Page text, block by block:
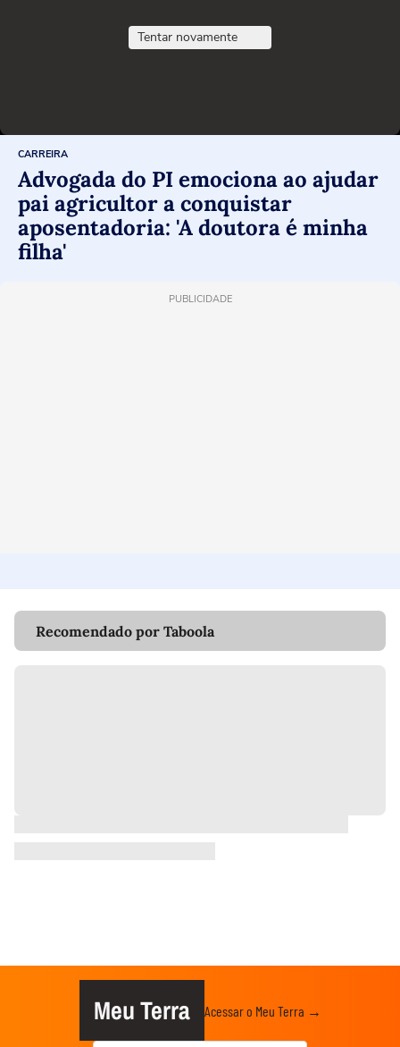
Tentar novamente
CARREIRA
Advogada do PI emociona ao ajudar
pai agricultor a conquistar
aposentadoria: 'A doutora é minha
filha'
PUBLICIDADE
Recomendado por Taboola
Meu Terra Acessar o Meu Terra →